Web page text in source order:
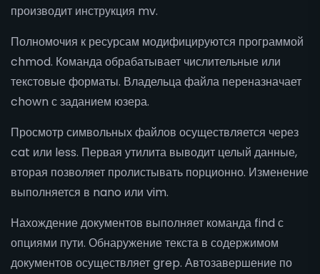
производит инструкция mv.
Полномочия к ресурсам модифицируются программой
chmod. Команда обрабатывает числительные или
текстовые форматы. Владельца файла переназначает
chown с заданием юзера.
Просмотр символьных файлов осуществляется через
cat или less. Первая утилита выводит целый данные,
вторая позволяет пролистывать порционно. Изменение
выполняется в nano или vim.
Нахождение документов выполняет команда find с
опциями пути. Обнаружение текста в содержимом
документов осуществляет grep. Автозавершение по